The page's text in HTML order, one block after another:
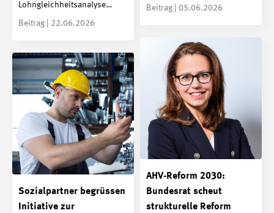
Lohngleichheitsanalyse…
Beitrag | 22.06.2026
Beitrag | 05.06.2026
AHV-Reform 2030:
Bundesrat scheut
strukturelle Reform
Sozialpartner begrüssen
Initiative zur